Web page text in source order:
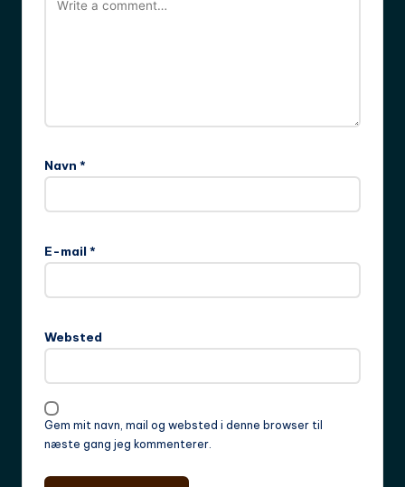
Navn *
E-mail *
Websted
Gem mit navn, mail og websted i denne browser til
næste gang jeg kommenterer.